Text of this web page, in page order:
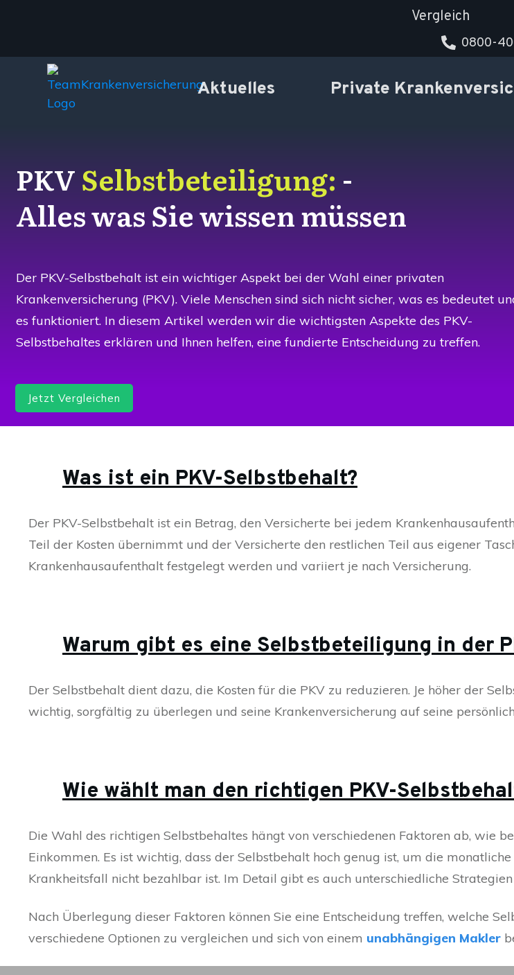
Vergleich
0800-
Aktuelles Private
PKVSelbstbeteiligung: -
Alles was Sie wissen müssen
Der PKV-Selbstbehalt ist ein wichtiger Aspekt bei der Wahl einer privaten
Krankenversicherung (PKV). Viele Menschen sind sich nicht sicher, was es bedeutet
es funktioniert. In diesem Artikel werden wir die wichtigsten Aspekte des PKV-
Selbstbehaltes erklären und Ihnen helfen, eine fundierte Entscheidung zu treffen.
Jetzt Vergleichen
Was ist ein PKV-Selbstbehalt?
Der PKV-Selbstbehalt ist ein Betrag, den Versicherte bei jedem
Teil der Kosten übernimmt und der Versicherte den restlichen Teil aus eigener
Krankenhausaufenthalt festgelegt werden und variiert je nach Versicherung.
Warum gibt es eine Selbstbeteiligung in der
Der Selbstbehalt dient dazu, die Kosten für die PKV zu reduzieren. Je höher der
wichtig, sorgfältig zu überlegen und seine Krankenversicherung auf seine
Wie wählt man den richtigen PKV-
Die Wahl des richtigen Selbstbehaltes hängt von verschiedenen Faktoren ab, wie
Einkommen. Es ist wichtig, dass der Selbstbehalt hoch genug ist, um die
Krankheitsfall nicht bezahlbar ist. Im Detail gibt es auch unterschiedliche
Nach Überlegung dieser Faktoren können Sie eine Entscheidung treffen, welche
verschiedene Optionen zu vergleichen und sich von einem unabhängigen Makler